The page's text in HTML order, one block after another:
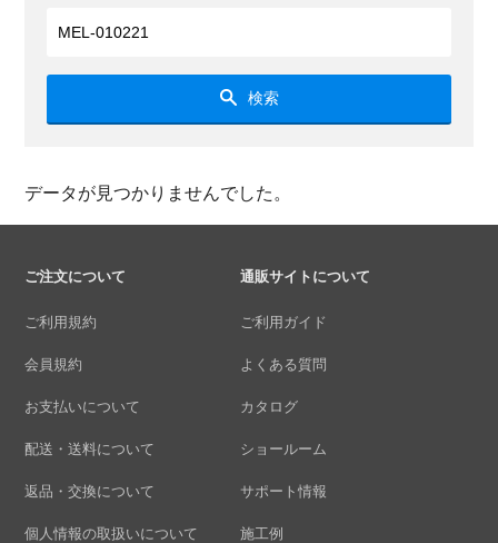
検索
データが見つかりませんでした。
ご注文について
ご利用規約
会員規約
お支払いについて
配送・送料について
返品・交換について
個人情報の取扱いについて
通販サイトについて
ご利用ガイド
よくある質問
カタログ
ショールーム
サポート情報
施工例